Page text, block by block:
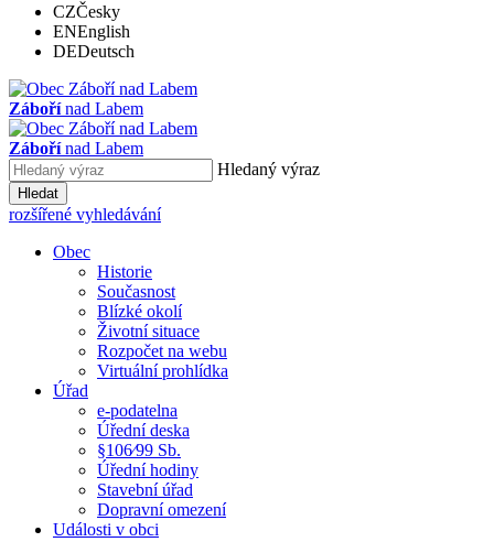
CZČesky
ENEnglish
DEDeutsch
Zábořínad Labem
Zábořínad Labem
Hledaný výraz
Hledat
rozšířené vyhledávání
Obec
Historie
Současnost
Blízké okolí
Životní situace
Rozpočet na webu
Virtuální prohlídka
Úřad
e-podatelna
Úřední deska
§106⁄99 Sb.
Úřední hodiny
Stavební úřad
Dopravní omezení
Události v obci